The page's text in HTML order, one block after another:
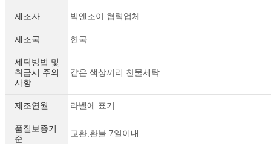
제조자 빅앤조이 협력업체
제조국 한국
세탁방법 및
취급시 주의
사항
같은 색상끼리 찬물세탁
제조연월 라벨에 표기
품질보증기
준
교환,환불 7일이내